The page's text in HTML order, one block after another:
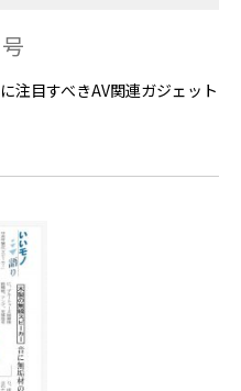
注目すべきAV関連ガジェット